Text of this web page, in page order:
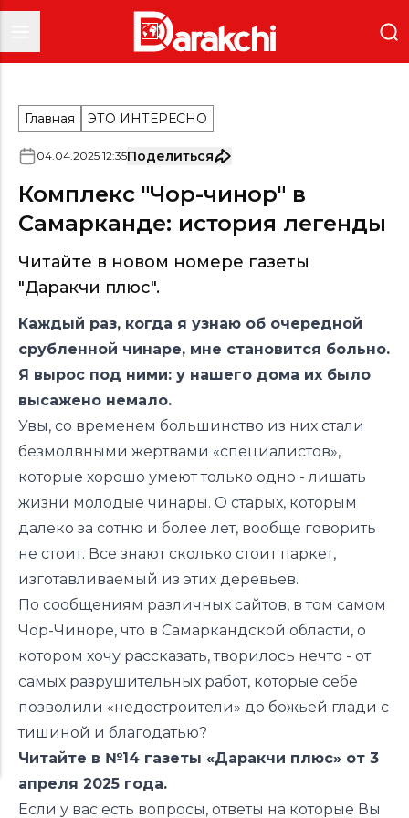
Главная ЭТО ИНТЕРЕСНО
04.04.2025 12:35Поделиться
Комплекс "Чор-чинор" в
Самарканде: история легенды
Читайте в новом номере газеты
"Даракчи плюс".
Каждый раз, когда я узнаю об очередной
срубленной чинаре, мне становится больно.
Я вырос под ними: у нашего дома их было
высажено немало.
Увы, со временем большинство из них стали
безмолвными жертвами «специалистов»,
которые хорошо умеют только одно - лишать
жизни молодые чинары. О старых, которым
далеко за сотню и более лет, вообще говорить
не стоит. Все знают сколько стоит паркет,
изготавливаемый из этих деревьев.
По сообщениям различных сайтов, в том самом
Чор-Чиноре, что в Самаркандской области, о
котором хочу рассказать, творилось нечто - от
самых разрушительных работ, которые себе
позволили «недостроители» до божьей глади с
тишиной и благодатью?
Читайте в №14 газеты «Даракчи плюс» от 3
апреля 2025 года.
Если у вас есть вопросы, ответы на которые Вы